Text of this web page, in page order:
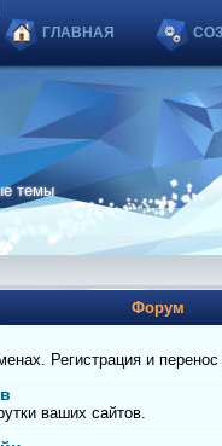
ГЛАВНАЯ
темы
Форум
Регистрация и
ваших сайтов.